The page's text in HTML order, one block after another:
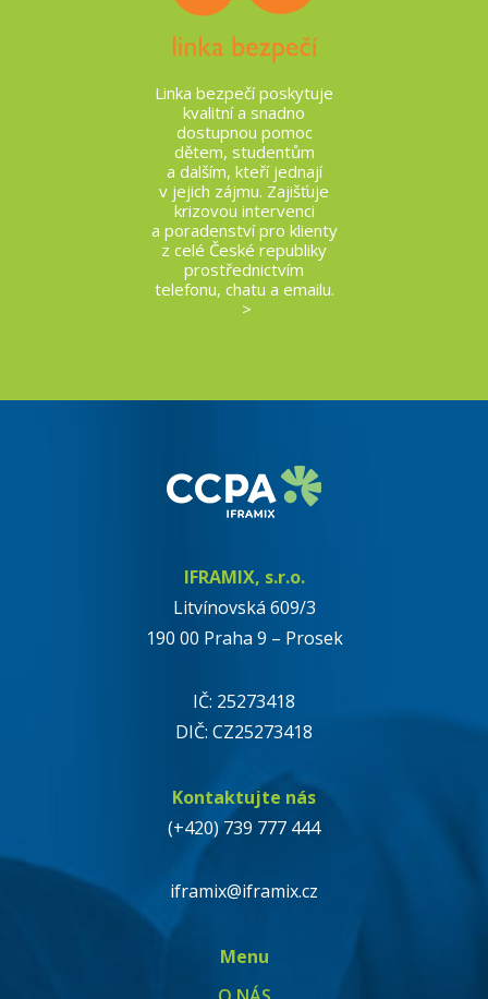
Linka bezpečí poskytuje
kvalitní a snadno
dostupnou pomoc
dětem, studentům
a dalším, kteří jednají
v jejich zájmu. Zajišťuje
krizovou intervenci
a poradenství pro klienty
z celé České republiky
prostřednictvím
telefonu, chatu a emailu.
>
IFRAMIX, s.r.o.
Litvínovská 609/3
190 00 Praha 9 – Prosek
IČ: 25273418
DIČ: CZ25273418
Kontaktujte nás
(+420) 739 777 444
iframix@iframix.cz
Menu